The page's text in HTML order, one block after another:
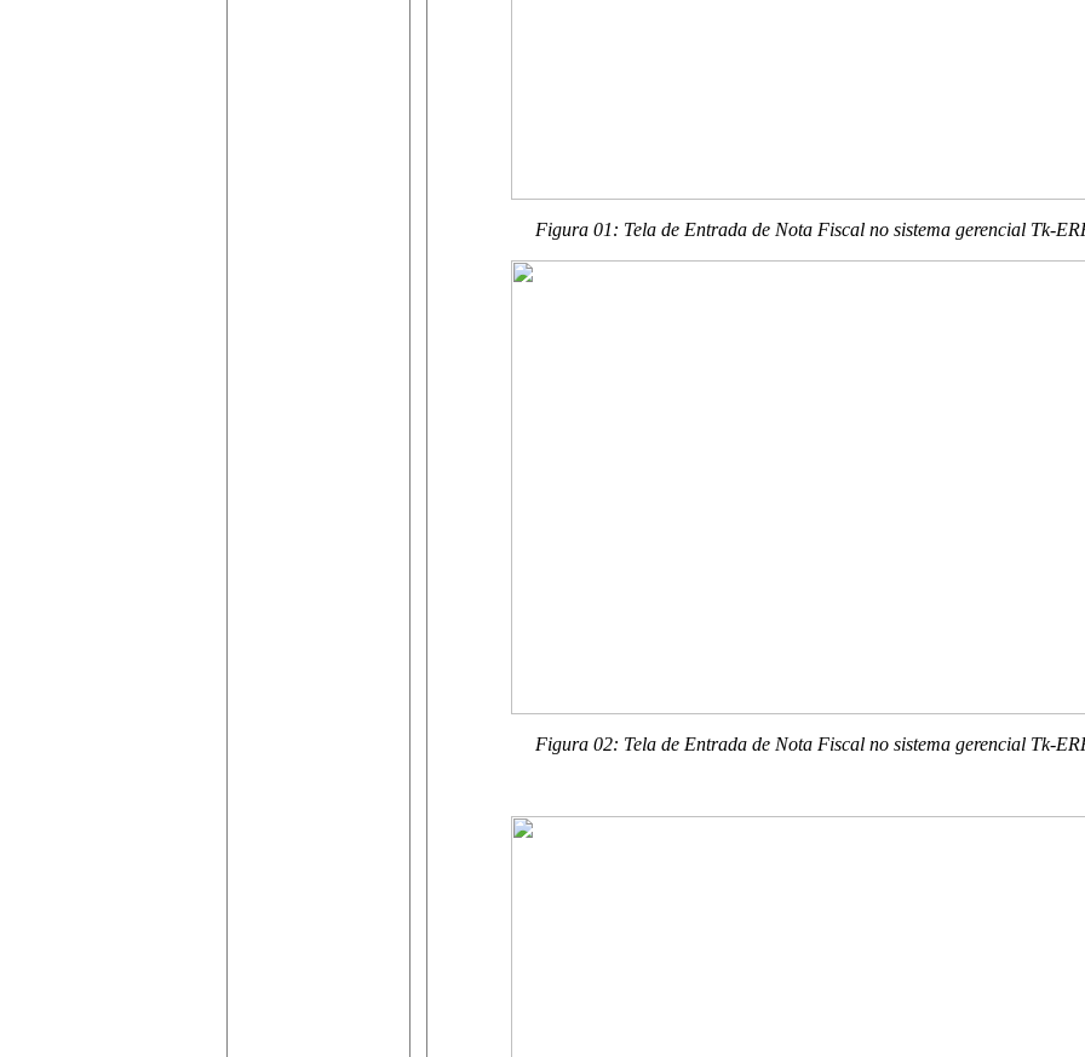
Figura 01: Tela de Entrada de Nota Fiscal no sistema gerencial Tk-
Figura 02: Tela de Entrada de Nota Fiscal no sistema gerencial Tk-